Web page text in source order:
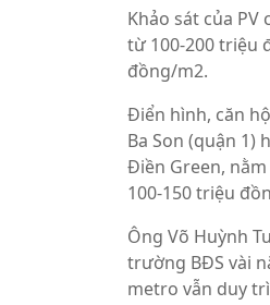
Khảo sát của
từ 100-200 triệu
đồng/m2.
Điển hình, căn
Ba Son (quận 1)
Điền Green,
100-150 triệu
Ông Võ Huỳnh
trường BĐS vài
metro vẫn duy